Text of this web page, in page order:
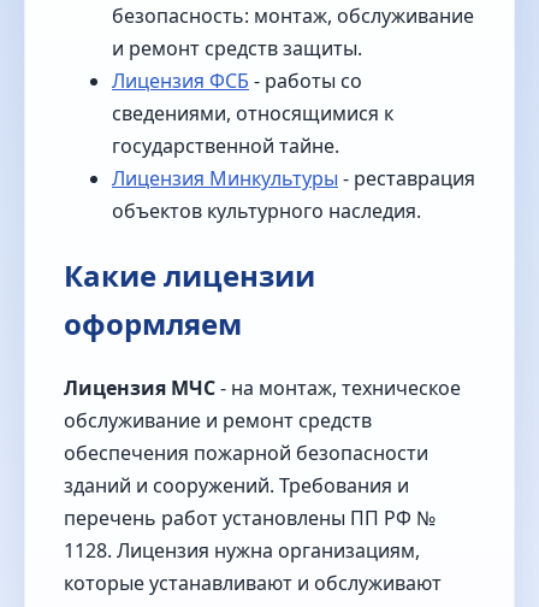
безопасность: монтаж, обслуживание
и ремонт средств защиты.
Лицензия ФСБ - работы со
сведениями, относящимися к
государственной тайне.
Лицензия Минкультуры - реставрация
объектов культурного наследия.
Какие лицензии
оформляем
Лицензия МЧС- на монтаж, техническое
обслуживание и ремонт средств
обеспечения пожарной безопасности
зданий и сооружений. Требования и
перечень работ установлены ПП РФ №
1128. Лицензия нужна организациям,
которые устанавливают и обслуживают